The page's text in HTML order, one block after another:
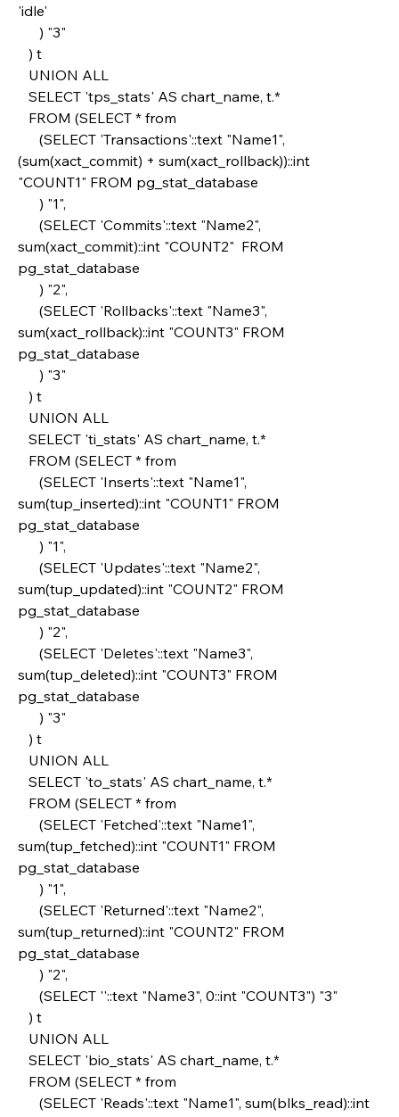
'idle'
      ) "3"
   ) t
   UNION ALL
   SELECT 'tps_stats' AS chart_name, t.*
   FROM (SELECT * from
(sum(xact_commit) + sum(xact_rollback))::int
"COUNT1" FROM pg_stat_database
      ) "1",
sum(xact_commit)::int "COUNT2"  FROM
pg_stat_database
      ) "2",
sum(xact_rollback)::int "COUNT3" FROM
pg_stat_database
      ) "3"
   ) t
   UNION ALL
   SELECT 'ti_stats' AS chart_name, t.*
   FROM (SELECT * from
sum(tup_inserted)::int "COUNT1" FROM
pg_stat_database
      ) "1",
sum(tup_updated)::int "COUNT2" FROM
pg_stat_database
      ) "2",
sum(tup_deleted)::int "COUNT3" FROM
pg_stat_database
      ) "3"
   ) t
   UNION ALL
   SELECT 'to_stats' AS chart_name, t.*
   FROM (SELECT * from
sum(tup_fetched)::int "COUNT1" FROM
pg_stat_database
      ) "1",
sum(tup_returned)::int "COUNT2" FROM
pg_stat_database
      ) "2",
      (SELECT ''::text "Name3", 0::int "COUNT3") "3"
   ) t
   UNION ALL
   SELECT 'bio_stats' AS chart_name, t.*
   FROM (SELECT * from